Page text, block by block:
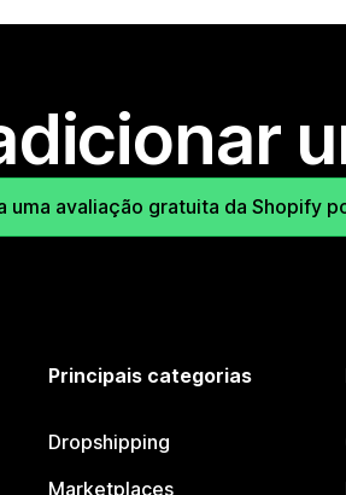
uma avaliação gratuita da Shopify
Principais categorias
Dropshipping
Marketplaces